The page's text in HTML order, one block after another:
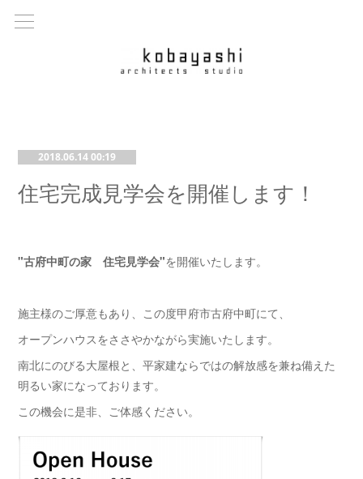
2018.06.14 00:19
住宅完成見学会を開催します！
"古府中町の家 住宅見学会"を開催いたします。
施主様のご厚意もあり、この度甲府市古府中町にて、
オープンハウスをささやかながら実施いたします。
南北にのびる大屋根と、平家建ならではの解放感を兼ね備えた
明るい家になっております。
この機会に是非、ご体感ください。